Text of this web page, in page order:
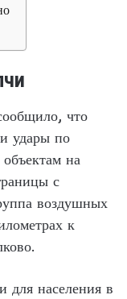
что
удары по
на
с
воздушных
к
для населения в